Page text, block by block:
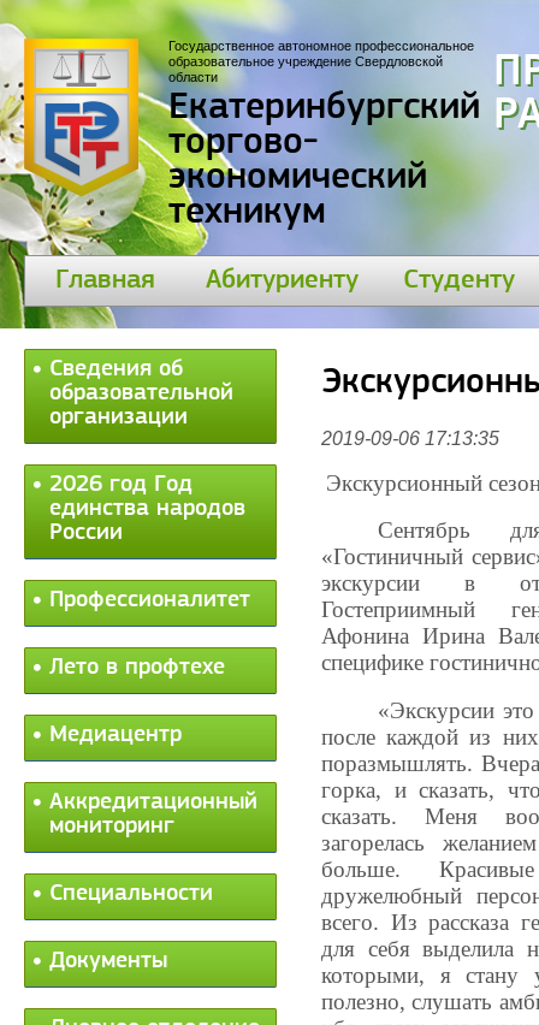
Государственное автономное профессиональное
образовательное учреждение Свердловской
области
Екатеринбургский
торгово-
экономический
техникум
Главная Абитуриенту Студенту
Сведения об
образовательной
организации
2026 год Год
единства народов
России
Профессионалитет
Лето в профтехе
Медиацентр
Аккредитационный
мониторинг
Специальности
Документы
2019-09-06 17:13:35
Экскурсионный
Сентябрь
«Гостиничный
экскурсии в
Гостеприимный
Афонина Ирина
специфике
«Экскурсии это
после каждой из
поразмышлять.
горка, и сказать,
сказать. Меня
загорелась
больше.
дружелюбный
всего. Из рассказа
для себя выделила
которыми, я стану
полезно, слушать